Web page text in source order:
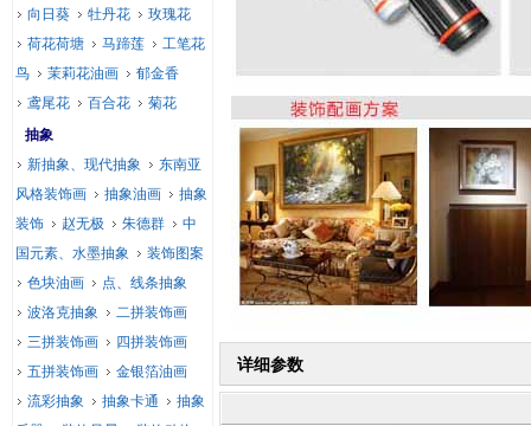
详细参数
向日葵
牡丹花
玫瑰花
荷花荷塘
马蹄莲
工笔花
鸟
茉莉花油画
郁金香
鸢尾花
百合花
菊花
抽象
新抽象、现代抽象
东南亚
风格装饰画
抽象油画
抽象
装饰
赵无极 朱德群
中
国元素、水墨抽象
装饰图案
色块油画
点、线条抽象
波洛克抽象
二拼装饰画
三拼装饰画
四拼装饰画
五拼装饰画
金银箔油画
流彩抽象
抽象卡通
抽象